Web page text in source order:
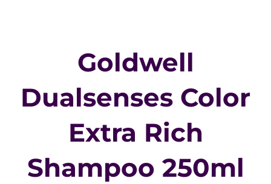
Goldwell
Dualsenses Color
Extra Rich
Shampoo 250ml